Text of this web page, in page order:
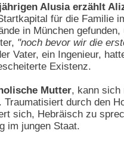
Alusia erzählt
für die Familie
in München
"noch bevor wir die
Vater, ein Ingenieur,
Existenz.
Mutter, kann sich
Traumatisiert durch den
sich, Hebräisch zu
im jungen Staat.